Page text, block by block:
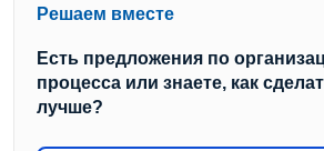
Решаем вместе
Есть предложения по
процесса или знаете, как
лучше?